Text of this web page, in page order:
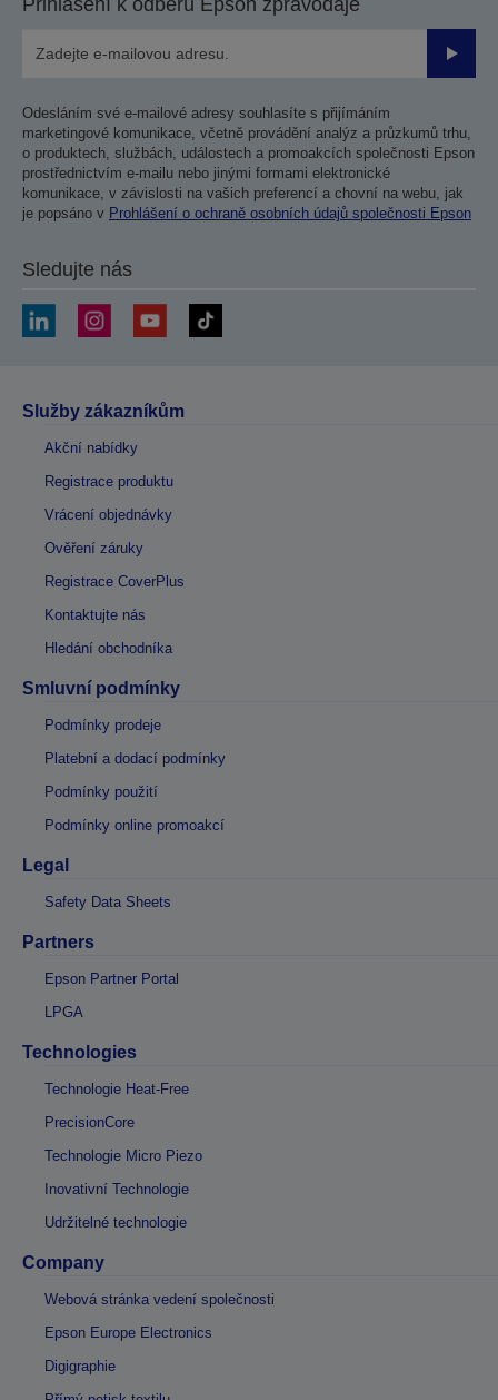
Přihlášení k odběru Epson zpravodaje
Odesláním své e-mailové adresy souhlasíte s přijímáním
marketingové komunikace, včetně provádění analýz a průzkumů trhu,
o produktech, službách, událostech a promoakcích společnosti Epson
prostřednictvím e-mailu nebo jinými formami elektronické
komunikace, v závislosti na vašich preferencí a chovní na webu, jak
je popsáno v Prohlášení o ochraně osobních údajů společnosti Epson
Sledujte nás
Služby zákazníkům
Akční nabídky
Registrace produktu
Vrácení objednávky
Ověření záruky
Registrace CoverPlus
Kontaktujte nás
Hledání obchodníka
Smluvní podmínky
Podmínky prodeje
Platební a dodací podmínky
Podmínky použití
Podmínky online promoakcí
Legal
Safety Data Sheets
Partners
Epson Partner Portal
LPGA
Technologies
Technologie Heat-Free
PrecisionCore
Technologie Micro Piezo
Inovativní Technologie
Udržitelné technologie
Company
Webová stránka vedení společnosti
Epson Europe Electronics
Digigraphie